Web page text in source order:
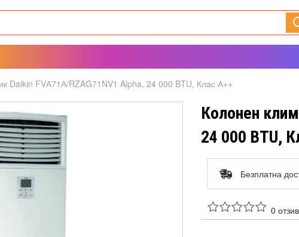
Daikin FVА71А/RZAG71NV1 Alpha, 24 000 BTU, Клас А++
Колонен
24 000 BTU,
0
Безплатна